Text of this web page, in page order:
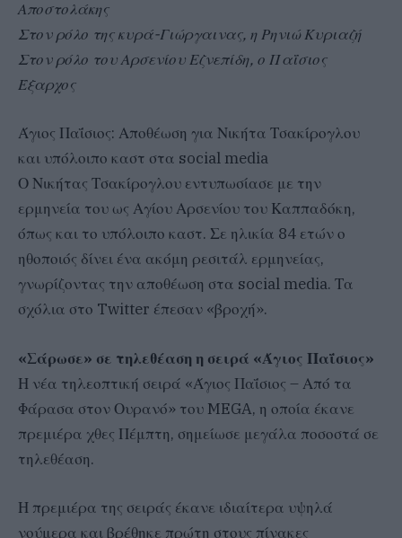
Αποστολάκης
Στον ρόλο της κυρά-Γιώργαινας, η Ρηνιώ Κυριαζή
Στον ρόλο του Αρσενίου Εζνεπίδη, ο Παΐσιος
Έξαρχος
Άγιος Παΐσιος: Αποθέωση για Νικήτα Τσακίρογλου
και υπόλοιπο καστ στα social media
Ο Νικήτας Τσακίρογλου εντυπωσίασε με την
ερμηνεία του ως Αγίου Αρσενίου του Καππαδόκη,
όπως και το υπόλοιπο καστ. Σε ηλικία 84 ετών ο
ηθοποιός δίνει ένα ακόμη ρεσιτάλ ερμηνείας,
γνωρίζοντας την αποθέωση στα social media. Τα
σχόλια στο Twitter έπεσαν «βροχή».
«Σάρωσε» σε τηλεθέαση η σειρά «Άγιος Παΐσιος»
Η νέα τηλεοπτική σειρά «Άγιος Παΐσιος – Από τα
Φάρασα στον Ουρανό» του MEGA, η οποία έκανε
πρεμιέρα χθες Πέμπτη, σημείωσε μεγάλα ποσοστά σε
τηλεθέαση.
Η πρεμιέρα της σειράς έκανε ιδιαίτερα υψηλά
νούμερα και βρέθηκε πρώτη στους πίνακες